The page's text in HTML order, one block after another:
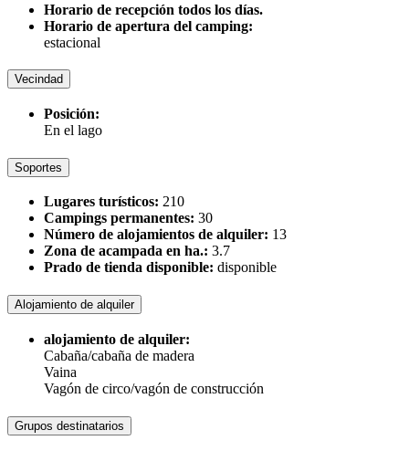
Horario de recepción todos los días.
Horario de apertura del camping:
estacional
Vecindad
Posición:
En el lago
Soportes
Lugares turísticos: 210
Campings permanentes: 30
Número de alojamientos de alquiler: 13
Zona de acampada en ha.: 3.7
Prado de tienda disponible: disponible
Alojamiento de alquiler
alojamiento de alquiler:
Cabaña/cabaña de madera
Vaina
Vagón de circo/vagón de construcción
Grupos destinatarios